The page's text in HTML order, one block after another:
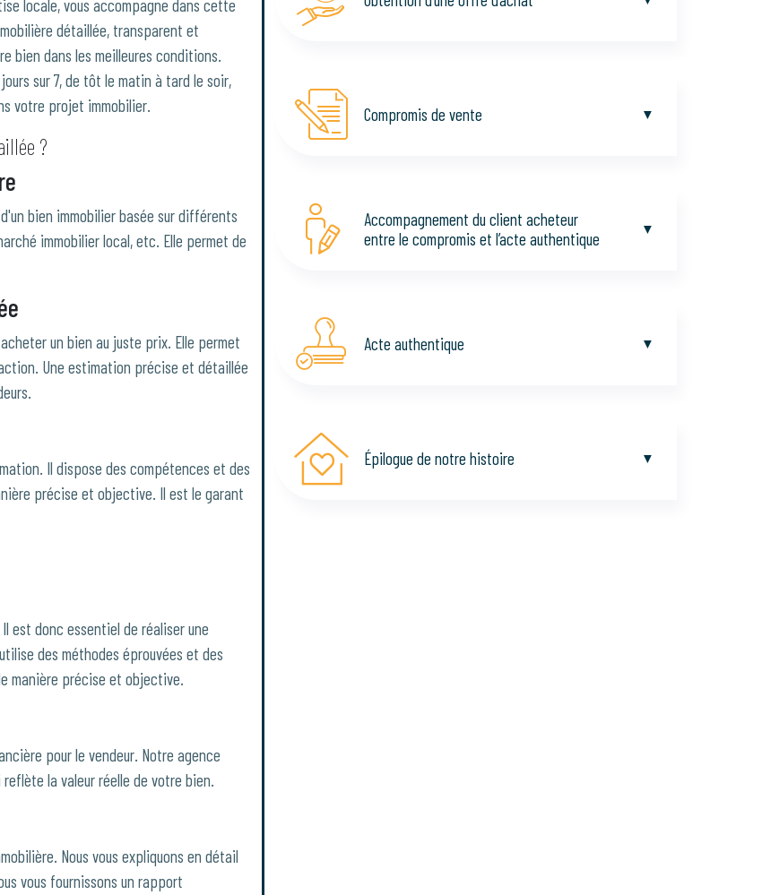
locale, vous accompagne dans cette
détaillée, transparent et
bien dans les meilleures conditions.
sur 7, de tôt le matin à tard le soir,
votre projet immobilier.
?
bien immobilier basée sur différents
immobilier local, etc. Elle permet de
un bien au juste prix. Elle permet
Une estimation précise et détaillée
Il dispose des compétences et des
précise et objective. Il est le garant
est donc essentiel de réaliser une
des méthodes éprouvées et des
manière précise et objective.
pour le vendeur. Notre agence
la valeur réelle de votre bien.
Nous vous expliquons en détail
vous fournissons un rapport
Compromis de vente
Accompagnement du client acheteur
entre le compromis et l’acte authentique
Acte authentique
Épilogue de notre histoire